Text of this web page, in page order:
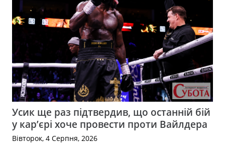
Усик ще раз підтвердив, що останній бій
у кар’єрі хоче провести проти Вайлдера
Вівторок, 4 Серпня, 2026